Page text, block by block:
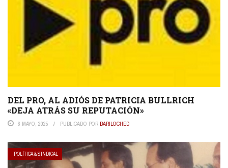
DEL PRO, AL ADIÓS DE PATRICIA BULLRICH
«DEJA ATRÁS SU REPUTACIÓN»
6 MAYO, 2025 PUBLICADO POR BARILOCHED
POLÍTICA & SINDICAL